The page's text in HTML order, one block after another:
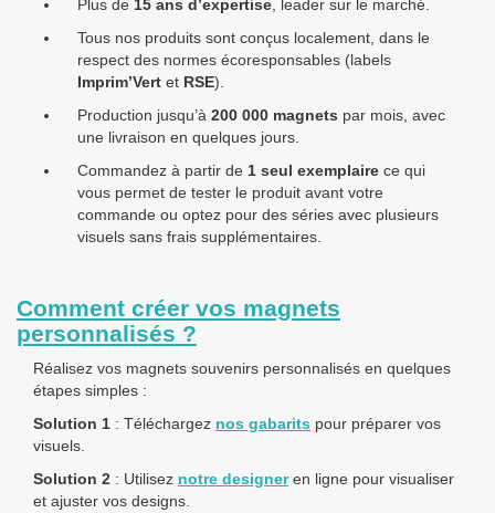
Plus de 15 ans d’expertise , leader sur le marché.
Tous nos produits sont conçus localement, dans le
respect des normes écoresponsables (labels
Imprim’Vert et RSE).
Production jusqu’à 200 000 magnets par mois , avec
une livraison en quelques jours.
Commandez à partir de 1 seul exemplaire ce qui
vous permet de tester le produit avant votre
commande ou optez pour des séries avec plusieurs
visuels sans frais supplémentaires.
Comment créer vos magnets
personnalisés ?
Réalisez vos magnets souvenirs personnalisés en quelques
étapes simples :
Solution 1 : Téléchargez nos gabarits pour préparer vos
visuels.
Solution 2 : Utilisez notre designer en ligne pour visualiser
et ajuster vos designs.